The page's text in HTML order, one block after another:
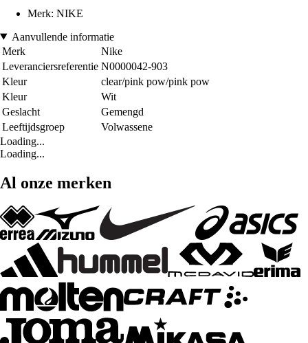
Merk: NIKE
Aanvullende informatie
Merk
Nike
Leveranciersreferentie N0000042-903
Kleur
clear/pink pow/pink pow
Kleur
Wit
Geslacht
Gemengd
Leeftijdsgroep
Volwassene
Loading...
Loading...
Al onze merken